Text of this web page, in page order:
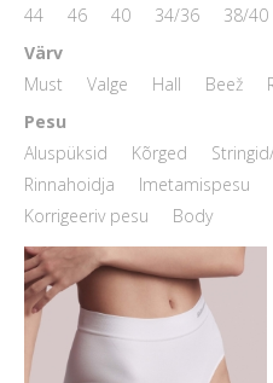
44
46 40 34/36 38/40
Värv
Must
Valge Hall Beež
Pesu
Aluspüksid
Kõrged
Rinnahoidja
Imetamispesu
Korrigeeriv pesu
Body